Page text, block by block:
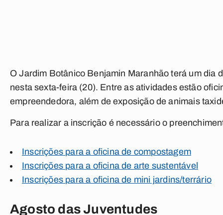
O Jardim Botânico Benjamin Maranhão terá um dia
nesta sexta-feira (20). Entre as atividades estão
empreendedora, além de exposição de animais
Para realizar a inscrição é necessário o
Inscrições para a oficina de compostagem
Inscrições para a oficina de arte sustentável
Inscrições para a oficina de mini jardins/terrário
Agosto das Juventudes